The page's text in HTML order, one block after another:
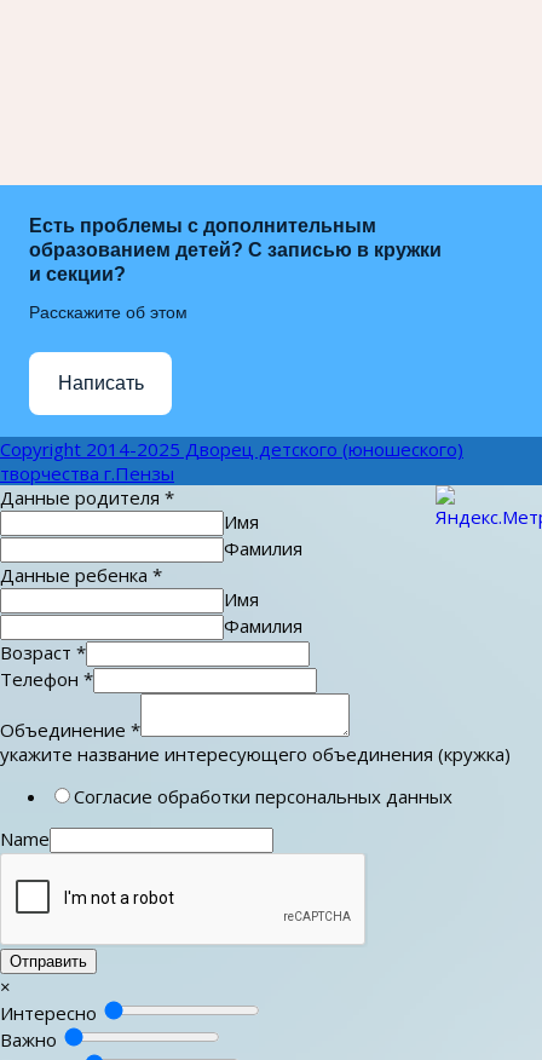
Есть проблемы с дополнительным
образованием детей? С записью в кружки
и секции?
Расскажите об этом
Написать
Copyright 2014-2025 Дворец детского (юношеского)
творчества г.Пензы
Данные родителя *
Имя
Фамилия
Данные ребенка *
Имя
Фамилия
Возраст *
Телефон *
Объединение *
укажите название интересующего объединения (кружка)
Согласие обработки персональных данных
Name
Отправить
×
Интересно
Важно